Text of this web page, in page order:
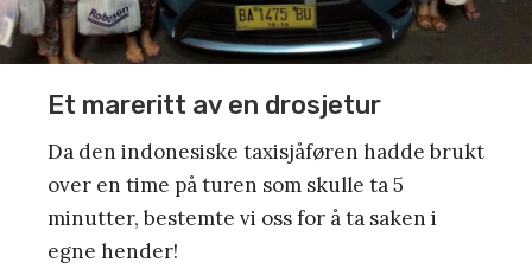
Et mareritt av en drosjetur
Da den indonesiske taxisjåføren hadde brukt
over en time på turen som skulle ta 5
minutter, bestemte vi oss for å ta saken i
egne hender!